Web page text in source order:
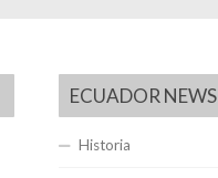
ECUADOR NEWS
Historia